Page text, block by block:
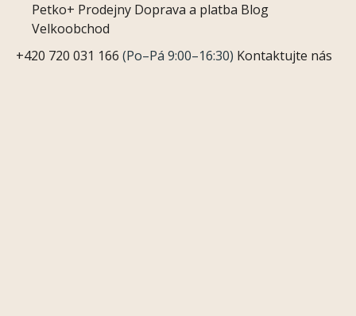
Petko+ Prodejny Doprava a platba Blog
Velkoobchod
+420 720 031 166 (Po–Pá 9:00–16:30) Kontaktujte nás